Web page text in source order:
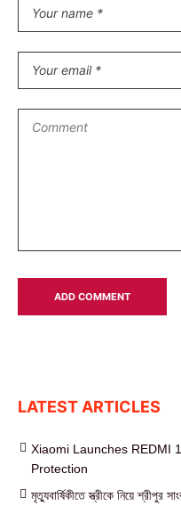
LATEST ARTICLES
Xiaomi Launches REDMI
Protection
মৃত্যুবার্ষিকীতে স্ত্রীকে নিয়ে শ্রীপুর